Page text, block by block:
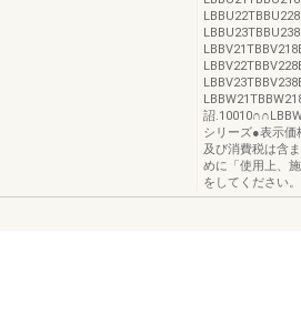
詔
シリーズ●表示価
及び消費税は含
めに「使用上、
をしてください